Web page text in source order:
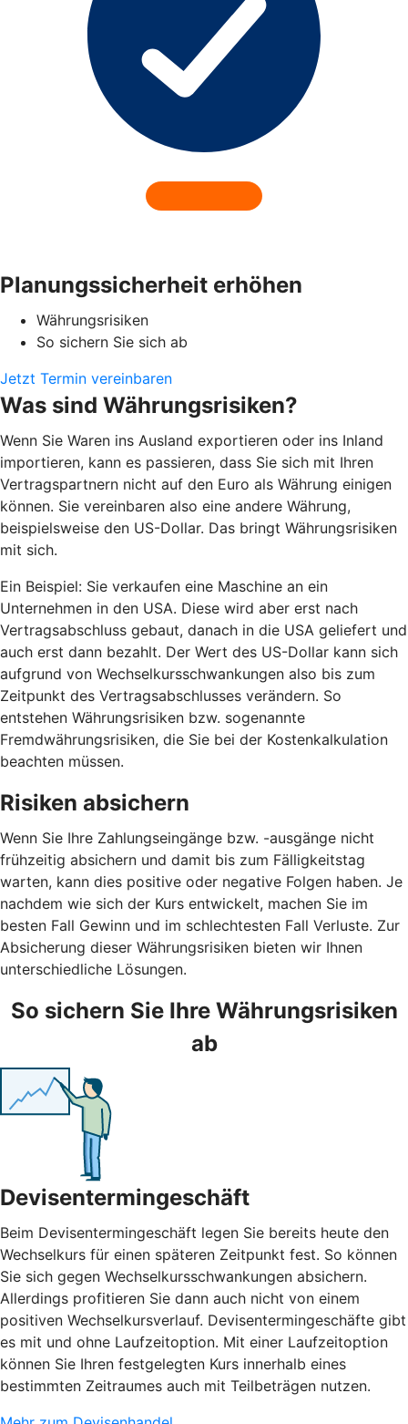
Planungssicherheit erhöhen
Währungsrisiken
So sichern Sie sich ab
Jetzt Termin vereinbaren
Was sind Währungsrisiken?
Wenn Sie Waren ins Ausland exportieren oder ins Inland
importieren, kann es passieren, dass Sie sich mit Ihren
Vertragspartnern nicht auf den Euro als Währung einigen
können. Sie vereinbaren also eine andere Währung,
beispielsweise den US-Dollar. Das bringt Währungsrisiken
mit sich.
Ein Beispiel: Sie verkaufen eine Maschine an ein
Unternehmen in den USA. Diese wird aber erst nach
Vertragsabschluss gebaut, danach in die USA geliefert und
auch erst dann bezahlt. Der Wert des US-Dollar kann sich
aufgrund von Wechselkursschwankungen also bis zum
Zeitpunkt des Vertragsabschlusses verändern. So
entstehen Währungsrisiken bzw. sogenannte
Fremdwährungsrisiken, die Sie bei der Kostenkalkulation
beachten müssen.
Risiken absichern
Wenn Sie Ihre Zahlungseingänge bzw. -ausgänge nicht
frühzeitig absichern und damit bis zum Fälligkeitstag
warten, kann dies positive oder negative Folgen haben. Je
nachdem wie sich der Kurs entwickelt, machen Sie im
besten Fall Gewinn und im schlechtesten Fall Verluste. Zur
Absicherung dieser Währungsrisiken bieten wir Ihnen
unterschiedliche Lösungen.
So sichern Sie Ihre Währungsrisiken
ab
Devisentermingeschäft
Beim Devisentermingeschäft legen Sie bereits heute den
Wechselkurs für einen späteren Zeitpunkt fest. So können
Sie sich gegen Wechselkursschwankungen absichern.
Allerdings profitieren Sie dann auch nicht von einem
positiven Wechselkursverlauf. Devisentermingeschäfte gibt
es mit und ohne Laufzeitoption. Mit einer Laufzeitoption
können Sie Ihren festgelegten Kurs innerhalb eines
bestimmten Zeitraumes auch mit Teilbeträgen nutzen.